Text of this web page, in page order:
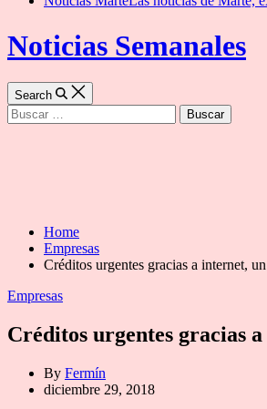
Noticias Semanales
Search
Buscar:
Home
Empresas
Créditos urgentes gracias a internet,
Categories
Empresas
Créditos urgentes gracias
By Fermín
diciembre 29, 2018